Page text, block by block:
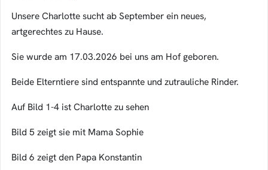
Unsere Charlotte sucht ab September ein neues,
artgerechtes zu Hause.
Sie wurde am 17.03.2026 bei uns am Hof geboren.
Beide Elterntiere sind entspannte und zutrauliche Rinder.
Auf Bild 1-4 ist Charlotte zu sehen
Bild 5 zeigt sie mit Mama Sophie
Bild 6 zeigt den Papa Konstantin